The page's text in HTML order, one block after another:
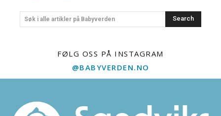
Søk i alle artikler på Babyverden Search
FØLG OSS PÅ INSTAGRAM
@BABYVERDEN.NO